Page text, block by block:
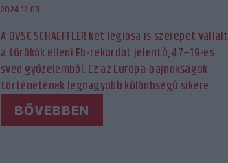
2024.12.03.
A DVSC SCHAEFFLER két légiósa is szerepet vállalt
a törökök elleni Eb-rekordot jelentő, 47–19-es
svéd győzelemből. Ez az Európa-bajnokságok
történetének legnagyobb különbségű sikere.
BŐVEBBEN